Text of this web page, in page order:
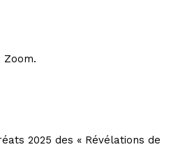
Zoom.
2025 des « Révélations de